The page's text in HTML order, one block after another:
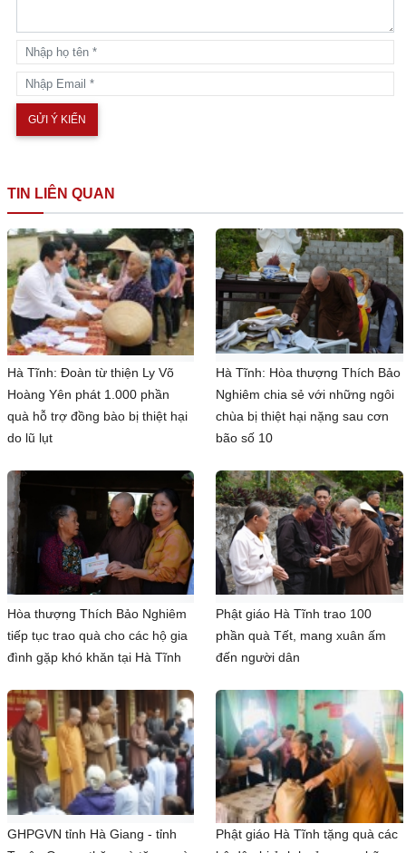
TIN LIÊN QUAN
Hà Tĩnh: Đoàn từ thiện Ly Võ
Hoàng Yên phát 1.000 phần
quà hỗ trợ đồng bào bị thiệt hại
do lũ lụt
Hà Tĩnh: Hòa thượng Thích Bảo
Nghiêm chia sẻ với những ngôi
chùa bị thiệt hại nặng sau cơn
bão số 10
Hòa thượng Thích Bảo Nghiêm
tiếp tục trao quà cho các hộ gia
đình gặp khó khăn tại Hà Tĩnh
Phật giáo Hà Tĩnh trao 100
phần quà Tết, mang xuân ấm
đến người dân
GHPGVN tỉnh Hà Giang - tỉnh
Phật giáo Hà Tĩnh tặng quà các